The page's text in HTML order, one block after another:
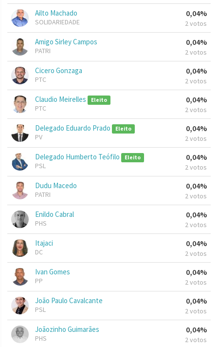
Ailto Machado
SOLIDARIEDADE
0,04%
2 votos
Amigo Sirley Campos
PATRI
0,04%
2 votos
Cicero Gonzaga
PTC
0,04%
2 votos
Claudio Meirelles Eleito
PTC
0,04%
2 votos
Delegado Eduardo Prado Eleito
PV
0,04%
2 votos
Delegado Humberto Teófilo Eleito
PSL
0,04%
2 votos
Dudu Macedo
PATRI
0,04%
2 votos
Enildo Cabral
PHS
0,04%
2 votos
Itajaci
DC
0,04%
2 votos
Ivan Gomes
PP
0,04%
2 votos
João Paulo Cavalcante
PSL
0,04%
2 votos
Joãozinho Guimarães
PHS
0,04%
2 votos